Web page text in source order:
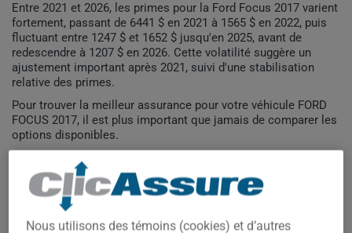
Entre 2021 et 2026, les primes pour la Ford Focus 2017 varient
fortement, passant de 6441 $ en 2021 à 1565 $ en 2022, puis
fluctuant entre 1247 $ et 1652 $ jusqu'en 2025, avant de
redescendre à 1207 $ en 2026. Cette volatilité suggère un
ajustement important après 2021, suivi d'une stabilisation
relative des primes.
Pour trouver la meilleur assurance pour votre véhicule FORD
FOCUS 2017, il est plus important que jamais de comparer les
options disponibles.
5 000$
6 000$
Nous utilisons des témoins (cookies) et d’autres